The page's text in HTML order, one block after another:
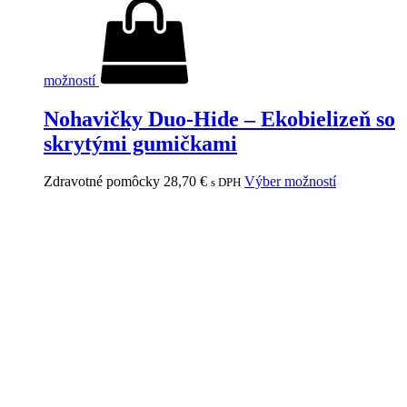
možností
Nohavičky Duo-Hide – Ekobielizeň so
skrytými gumičkami
Zdravotné pomôcky 28,70 € s DPH Výber možností